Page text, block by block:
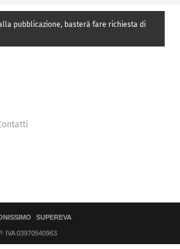
pubblicazione, basterà fare richiesta di
SUPEREVA
IVA 03970540963